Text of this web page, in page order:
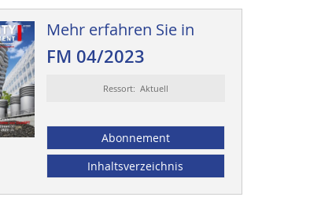
Mehr erfahren Sie in
FM 04/2023
Ressort: Aktuell
Abonnement
Inhaltsverzeichnis